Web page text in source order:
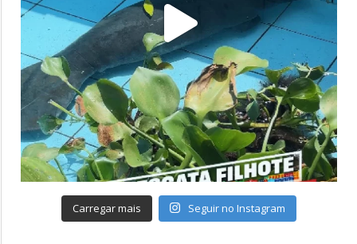
Carregar mais Seguir no Instagram